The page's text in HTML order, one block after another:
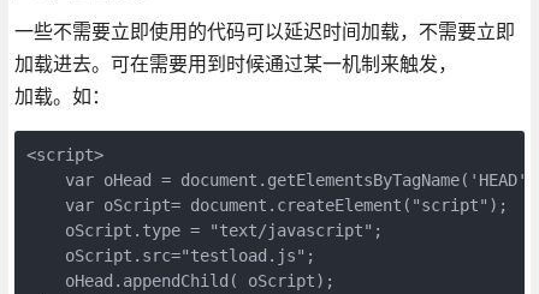
一些不需要立即使用的代码可以延迟时间加载，不需要立即
加载进去。可在需要用到时候通过某一机制来触发，
加载。如：
<script>
var oHead =
    var oScript= document.createElement("script");
    oScript.type = "text/javascript";
    oScript.src="testload.js";
    oHead.appendChild( oScript);